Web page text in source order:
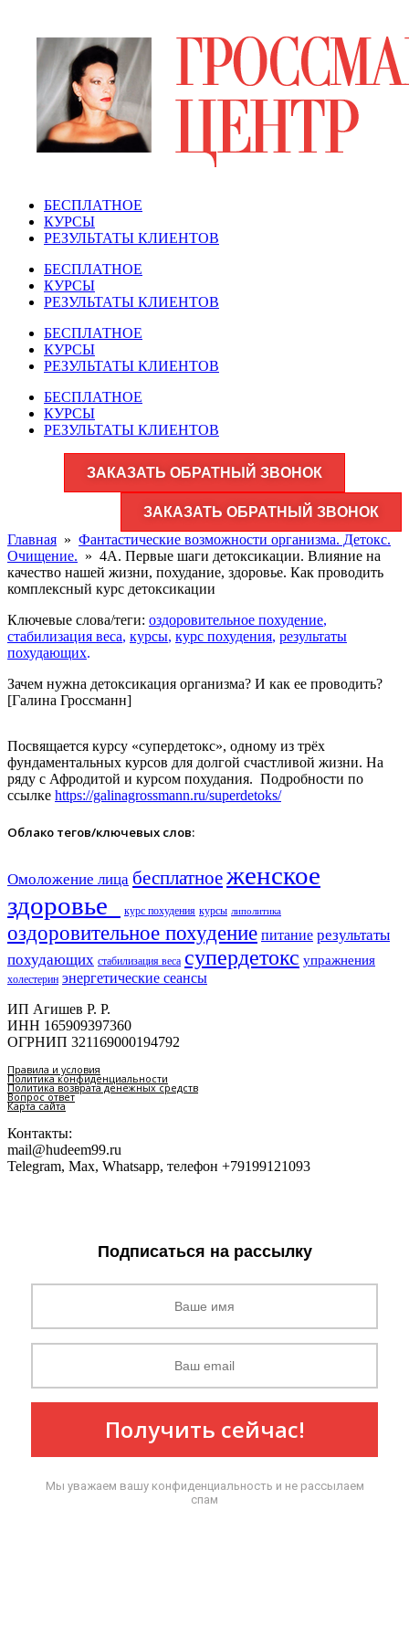
содержимому
БЕСПЛАТНОЕ
КУРСЫ
РЕЗУЛЬТАТЫ КЛИЕНТОВ
БЕСПЛАТНОЕ
КУРСЫ
РЕЗУЛЬТАТЫ КЛИЕНТОВ
БЕСПЛАТНОЕ
КУРСЫ
РЕЗУЛЬТАТЫ КЛИЕНТОВ
БЕСПЛАТНОЕ
КУРСЫ
РЕЗУЛЬТАТЫ КЛИЕНТОВ
ЗАКАЗАТЬ ОБРАТНЫЙ ЗВОНОК
ЗАКАЗАТЬ ОБРАТНЫЙ ЗВОНОК
Главная » Фантастические возможности организма. Детокс.
Очищение. » 4А. Первые шаги детоксикации. Влияние на
качество нашей жизни, похудание, здоровье. Как проводить
комплексный курс детоксикации
Ключевые слова/теги: оздоровительное похудение,
стабилизация веса, курсы, курс похудения, результаты
похудающих.
Зачем нужна детоксикация организма? И как ее проводить?
[Галина Гроссманн]
Посвящается курсу «супердетокс», одному из трёх
фундаментальных курсов для долгой счастливой жизни. На
ряду с Афродитой и курсом похудания. Подробности по
ссылке https://galinagrossmann.ru/superdetoks/
Облако тегов/ключевых слов:
Омоложение лица бесплатноеженское
здоровье​
курс похудения курсы липолитика
оздоровительное похудение питание результаты
похудающих стабилизация веса супердетокс упражнения
холестерин энергетические сеансы
ИП Агишев Р. Р.
ИНН 165909397360
ОГРНИП 321169000194792
Правила и условия
Политика конфиденциальности
Политика возврата денежных средств
Вопрос ответ
Карта сайта
Контакты:
mail@hudeem99.ru
Telegram, Max, Whatsapp, телефон +79199121093
Подписаться на рассылку
Получить сейчас!
Мы уважаем вашу конфиденциальность и не рассылаем
спам